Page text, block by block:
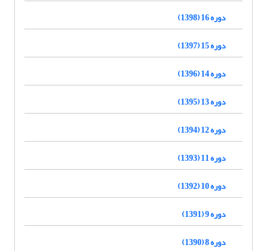
دوره 16 (1398)
دوره 15 (1397)
دوره 14 (1396)
دوره 13 (1395)
دوره 12 (1394)
دوره 11 (1393)
دوره 10 (1392)
دوره 9 (1391)
دوره 8 (1390)